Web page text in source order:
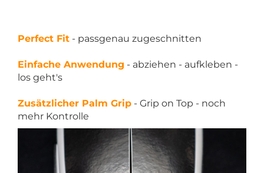
Perfect Fit - passgenau zugeschnitten
Einfache Anwendung - abziehen - aufkleben -
los geht's
Zusätzlicher Palm Grip - Grip on Top - noch
mehr Kontrolle